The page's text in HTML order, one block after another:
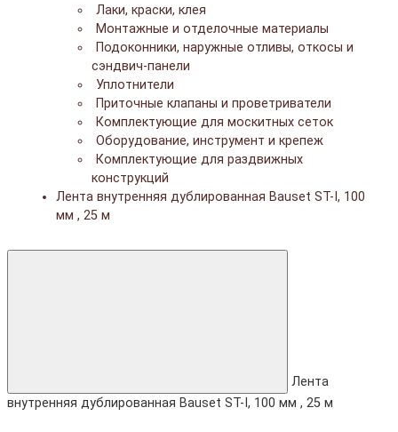
Лаки, краски, клея
Монтажные и отделочные материалы
Подоконники, наружные отливы, откосы и
сэндвич-панели
Уплотнители
Приточные клапаны и проветриватели
Комплектующие для москитных сеток
Оборудование, инструмент и крепеж
Комплектующие для раздвижных
конструкций
Лента внутренняя дублированная Bauset ST-I, 100
мм , 25 м
Лента
внутренняя дублированная Bauset ST-I, 100 мм , 25 м